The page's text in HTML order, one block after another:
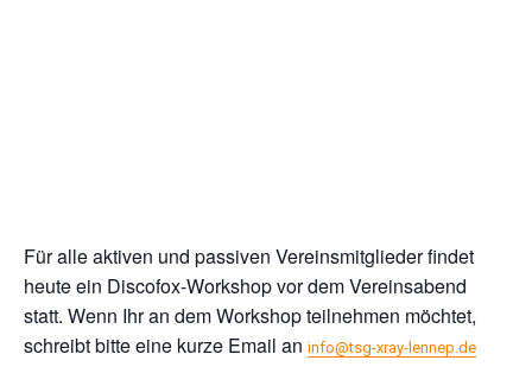
Für alle aktiven und passiven Vereinsmitglieder findet
heute ein Discofox-Workshop vor dem Vereinsabend
statt. Wenn Ihr an dem Workshop teilnehmen möchtet,
schreibt bitte eine kurze Email an info@tsg-xray-lennep.de